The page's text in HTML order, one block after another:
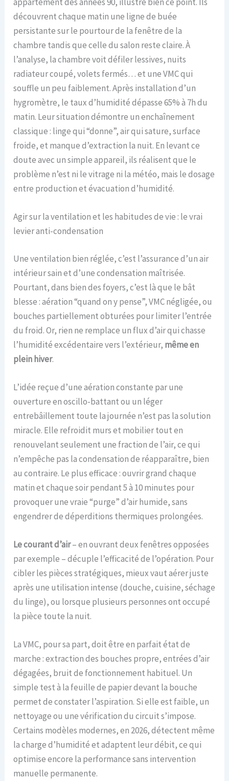
découvrent chaque matin une ligne de buée
persistante sur le pourtour de la fenêtre de la
chambre tandis que celle du salon reste claire. À
l’analyse, la chambre voit défiler lessives, nuits
radiateur coupé, volets fermés… et une VMC qui
souffle un peu faiblement. Après installation d’un
hygromètre, le taux d’humidité dépasse 65% à 7h du
matin. Leur situation démontre un enchaînement
classique : linge qui “donne”, air qui sature, surface
froide, et manque d’extraction la nuit. En levant ce
doute avec un simple appareil, ils réalisent que le
problème n’est ni le vitrage ni la météo, mais le dosage
entre production et évacuation d’humidité.
Agir sur la ventilation et les habitudes de vie : le vrai
levier anti-condensation
Une ventilation bien réglée, c’est l’assurance d’un air
intérieur sain et d’une condensation maîtrisée.
Pourtant, dans bien des foyers, c’est là que le bât
blesse : aération “quand on y pense”, VMC négligée, ou
bouches partiellement obturées pour limiter l’entrée
du froid. Or, rien ne remplace un flux d’air qui chasse
l’humidité excédentaire vers l’extérieur, même en
plein hiver.
L’idée reçue d’une aération constante par une
ouverture en oscillo-battant ou un léger
entrebâillement toute la journée n’est pas la solution
miracle. Elle refroidit murs et mobilier tout en
renouvelant seulement une fraction de l’air, ce qui
n’empêche pas la condensation de réapparaître, bien
au contraire. Le plus efficace : ouvrir grand chaque
matin et chaque soir pendant 5 à 10 minutes pour
provoquer une vraie “purge” d’air humide, sans
engendrer de déperditions thermiques prolongées.
Le courant d’air– en ouvrant deux fenêtres opposées
par exemple – décuple l’efficacité de l’opération. Pour
cibler les pièces stratégiques, mieux vaut aérer juste
après une utilisation intense (douche, cuisine, séchage
du linge), ou lorsque plusieurs personnes ont occupé
la pièce toute la nuit.
La VMC, pour sa part, doit être en parfait état de
marche : extraction des bouches propre, entrées d’air
dégagées, bruit de fonctionnement habituel. Un
simple test à la feuille de papier devant la bouche
permet de constater l’aspiration. Si elle est faible, un
nettoyage ou une vérification du circuit s’impose.
Certains modèles modernes, en 2026, détectent même
la charge d’humidité et adaptent leur débit, ce qui
optimise encore la performance sans intervention
manuelle permanente.